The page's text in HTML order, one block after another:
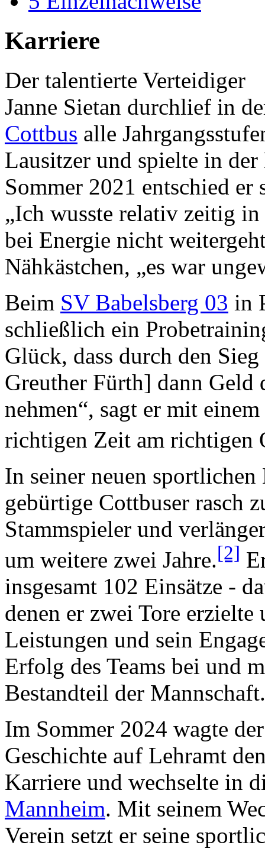
Karriere
Der talentierte Verteidiger
Janne Sietan durchlief in
Cottbus alle
Lausitzer und spielte in
Sommer 2021 entschied
„Ich wusste relativ zeitig in
bei Energie nicht
Nähkästchen, „es war
Beim SV Babelsberg 03 in
schließlich ein
Glück, dass durch den
Greuther Fürth] dann Geld
nehmen“, sagt er mit
richtigen Zeit am richtigen
In seiner neuen
gebürtige Cottbuser rasch
Stammspieler und
um weitere zwei Jahre.[2]
insgesamt 102 Einsätze -
denen er zwei Tore
Leistungen und sein
Erfolg des Teams bei und
Bestandteil der Mannschaft.
Im Sommer 2024 wagte
Geschichte auf Lehramt
Karriere und wechselte in
Mannheim. Mit seinem
Verein setzt er seine